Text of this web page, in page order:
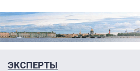
ЭКСПЕРТЫ